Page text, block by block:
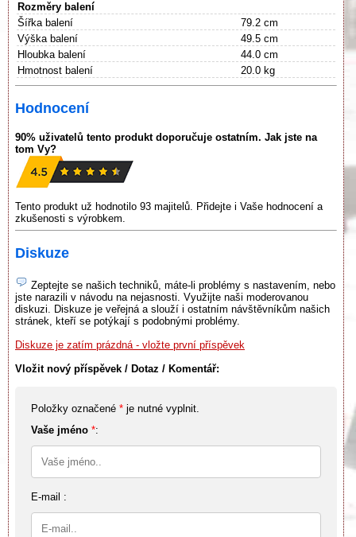
Rozměry balení
Šířka balení
79.2 cm
Výška balení
49.5 cm
Hloubka balení
44.0 cm
Hmotnost balení
20.0 kg
Hodnocení
90% uživatelů tento produkt doporučuje ostatním. Jak jste na
tom Vy?
Tento produkt už hodnotilo 93 majitelů. Přidejte i Vaše hodnocení a
zkušenosti s výrobkem.
Diskuze
Zeptejte se našich techniků, máte-li problémy s nastavením, nebo
jste narazili v návodu na nejasnosti. Využijte naši moderovanou
diskuzi. Diskuze je veřejná a slouží i ostatním návštěvníkům našich
stránek, kteří se potýkají s podobnými problémy.
Diskuze je zatím prázdná - vložte první příspěvek
Vložit nový příspěvek / Dotaz / Komentář:
Položky označené * je nutné vyplnit.
Vaše jméno *:
E-mail :